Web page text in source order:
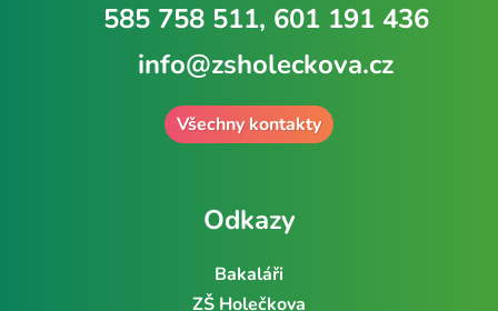
585 758 511, 601 191 436
info@zsholeckova.cz
Všechny kontakty
Odkazy
Bakaláři
ZŠ Holečkova